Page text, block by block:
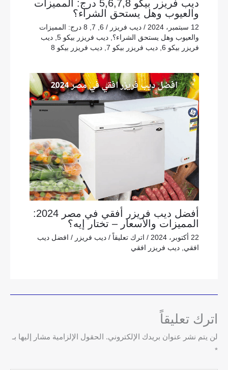
ديب فريزر بيكو 5,6,7,8 درج: المميزات
والعيوب وهل يستحق الشراء؟
12 سبتمبر، 2024 /ديب فريزر /
6
7
8 درج: المميزات
والعيوب وهل يستحق الشراء؟ ,ديب فريزر بيكو 5 ,ديب
فريزر بيكو 6
,ديب فريزر بيكو 7 ,ديب فريزر بيكو 8
أفضل ديب فريزر أفقي في مصر 2024:
المميزات والأسعار – تختار إيه؟
22 أكتوبر، 2024 / اترك تعليقاً /ديب فريزر / افضل ديب
افقي ,ديب فريزر افقي
اترك تعليقاً
لن يتم نشر عنوان بريدك الإلكتروني. الحقول الإلزامية مشار إليها بـ
*